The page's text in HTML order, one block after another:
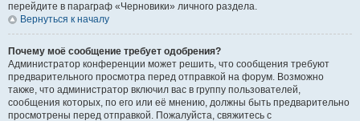
перейдите в параграф «Черновики» личного раздела.
Вернуться к началу
Почему моё сообщение требует одобрения?
Администратор конференции может решить, что сообщения требуют
предварительного просмотра перед отправкой на форум. Возможно
также, что администратор включил вас в группу пользователей,
сообщения которых, по его или её мнению, должны быть предварительно
просмотрены перед отправкой. Пожалуйста, свяжитесь с